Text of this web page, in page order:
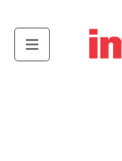
Menu